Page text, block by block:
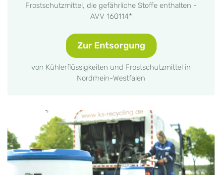
Frostschutzmittel, die gefährliche Stoffe enthalten -
AVV 160114*
Zur Entsorgung
von Kühlerflüssigkeiten und Frostschutzmittel in
Nordrhein-Westfalen